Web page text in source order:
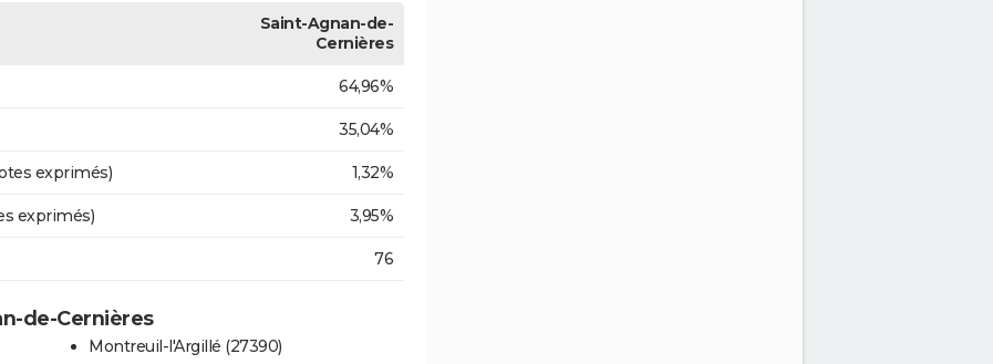
Saint-Agnan-de-
Cernières
64,96%
35,04%
exprimés) 1,32%
exprimés) 3,95%
76
de-Cernières
Montreuil-l'Argillé (27390)